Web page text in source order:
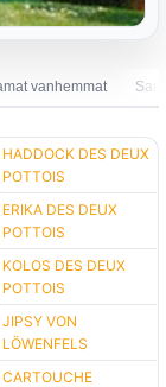
vanhemmat
HADDOCK DES DEUX
POTTOIS
ERIKA DES DEUX
POTTOIS
KOLOS DES DEUX
POTTOIS
JIPSY VON
LÖWENFELS
CARTOUCHE